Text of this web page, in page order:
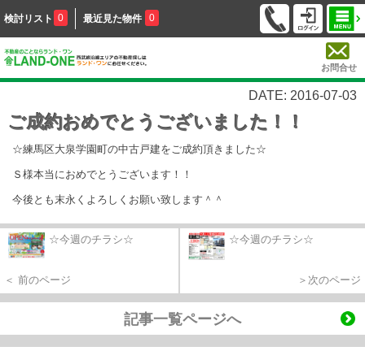
検討リスト 0 最近見た物件 0
お問合せ
DATE: 2016-07-03
ご成約おめでとうございました！！
☆練馬区大泉学園町の中古戸建をご成約頂きました☆
Ｓ様本当におめでとうございます！！
今後とも末永くよろしくお願い致します＾＾
☆今週のチラシ☆
＜ 前のページ
☆今週のチラシ☆
＞次のページ
記事一覧ページへ